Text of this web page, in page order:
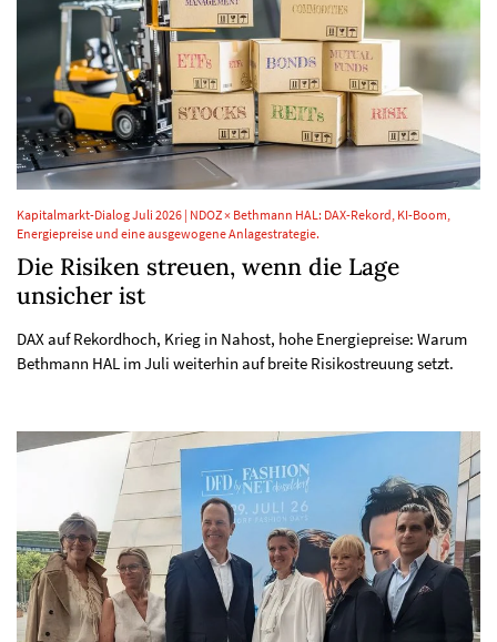
Kapitalmarkt-Dialog Juli 2026 | NDOZ × Bethmann HAL: DAX-Rekord, KI-Boom,
Energiepreise und eine ausgewogene Anlagestrategie.
Die Risiken streuen, wenn die Lage
unsicher ist
DAX auf Rekordhoch, Krieg in Nahost, hohe Energiepreise: Warum
Bethmann HAL im Juli weiterhin auf breite Risikostreuung setzt.